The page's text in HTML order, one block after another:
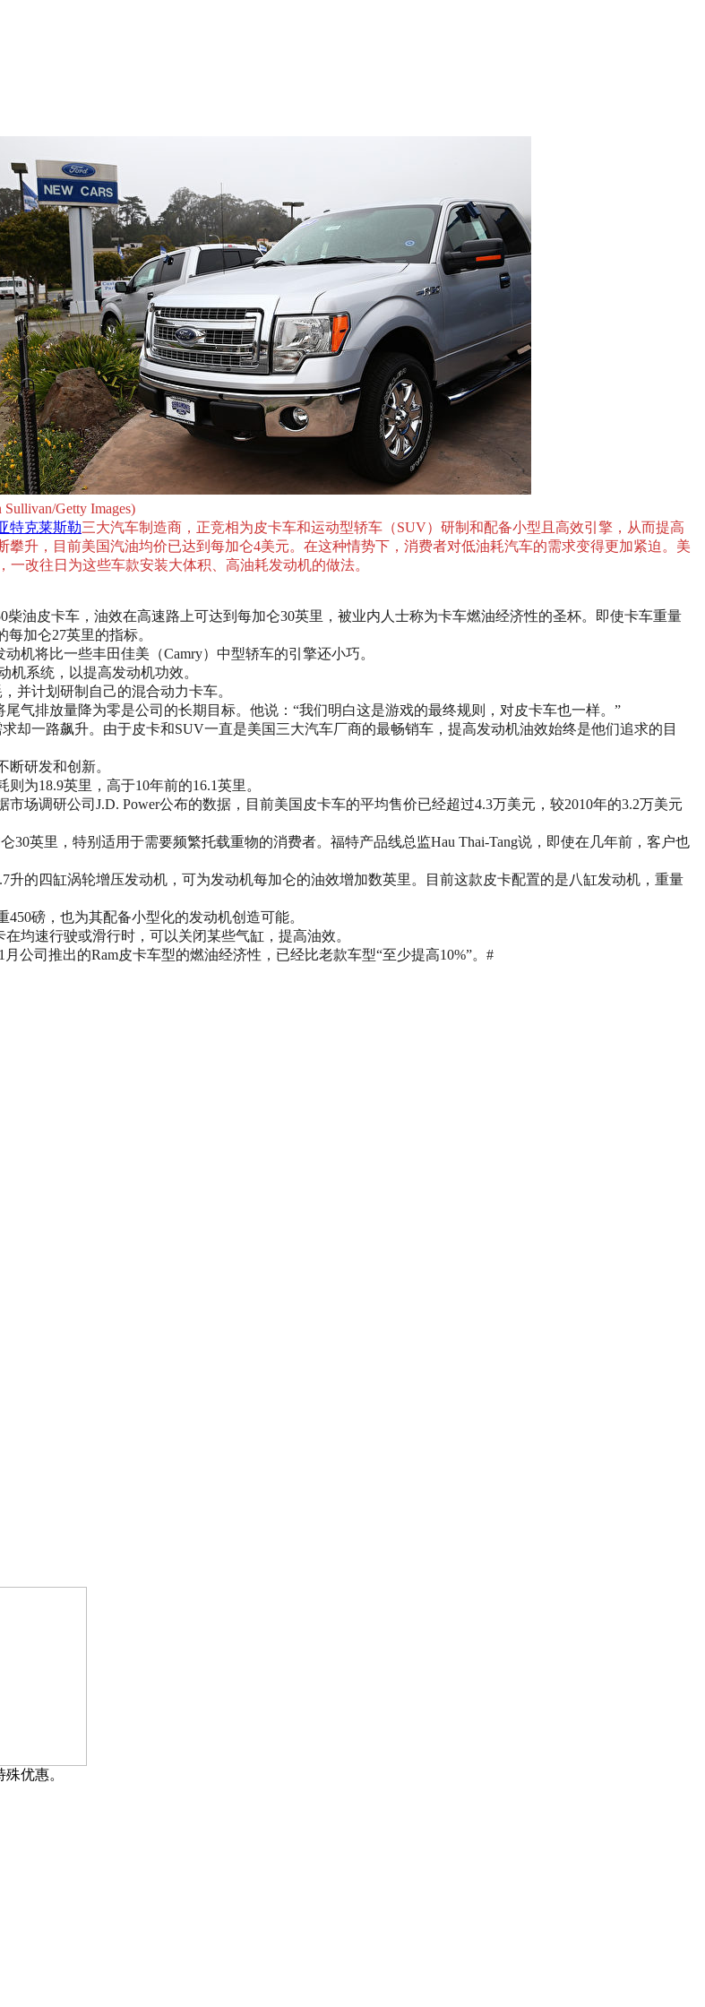
Getty Images)
特克莱斯勒三大汽车制造商，正竞相为皮卡车和运动型轿车（SUV）研制和配备小型且高效引擎，从而提高
升，目前美国汽油均价已达到每加仑4美元。在这种情势下，消费者对低油耗汽车的需求变得更加紧迫。美
改往日为这些车款安装大体积、高油耗发动机的做法。
柴油皮卡车，油效在高速路上可达到每加仑30英里，被业内人士称为卡车燃油经济性的圣杯。即使卡车重量
加仑27英里的指标。
机将比一些丰田佳美（Camry）中型轿车的引擎还小巧。
机系统，以提高发动机功效。
并计划研制自己的混合动力卡车。
气排放量降为零是公司的长期目标。他说：“我们明白这是游戏的最终规则，对皮卡车也一样。”
却一路飙升。由于皮卡和SUV一直是美国三大汽车厂商的最畅销车，提高发动机油效始终是他们追求的目
研发和创新。
为18.9英里，高于10年前的16.1英里。
场调研公司J.D. Power公布的数据，目前美国皮卡车的平均售价已经超过4.3万美元，较2010年的3.2万美元
30英里，特别适用于需要频繁托载重物的消费者。福特产品线总监Hau Thai-Tang说，即使在几年前，客户也
升的四缸涡轮增压发动机，可为发动机每加仑的油效增加数英里。目前这款皮卡配置的是八缸发动机，重量
磅，也为其配备小型化的发动机创造可能。
均速行驶或滑行时，可以关闭某些气缸，提高油效。
公司推出的Ram皮卡车型的燃油经济性，已经比老款车型“至少提高10%”。#
优惠。